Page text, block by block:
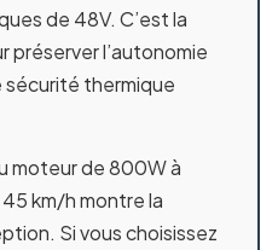
de 48V. C’est la
préserver l’autonomie
sécurité thermique
moteur de 800W à
km/h montre la
Si vous choisissez